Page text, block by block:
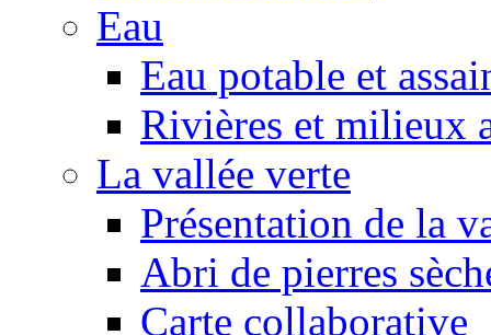
Eau
Eau potable et
Rivières et milieux
La vallée verte
Présentation de la
Abri de pierres
Carte collaborative